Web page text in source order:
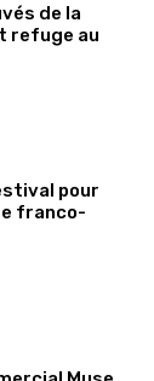
de la
refuge au
pour
franco-